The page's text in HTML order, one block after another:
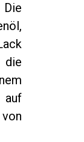
auf